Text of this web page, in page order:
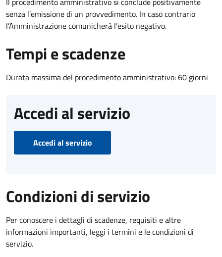
senza l’emissione di un provvedimento. In caso contrario
l’Amministrazione comunicherà l’esito negativo.
Tempi e scadenze
Durata massima del procedimento amministrativo: 60 giorni
Accedi al servizio
Accedi al servizio
Condizioni di servizio
Per conoscere i dettagli di scadenze, requisiti e altre
informazioni importanti, leggi i termini e le condizioni di
servizio.